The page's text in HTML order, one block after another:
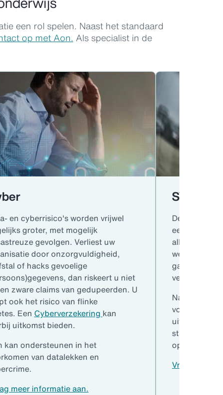
een rol spelen. Naast het standaard
op met Aon. Als specialist in de
en cyberrisico's worden vrijwel
groter, met mogelijk
gevolgen. Verliest uw
door onzorgvuldigheid,
of hacks gevoelige
dan riskeert u niet
zware claims van gedupeerden. U
ook het risico van flinke
Een Cyberverzekering kan
uitkomst bieden.
kan ondersteunen in het
van datalekken en
meer informatie aan.
SVV
De
een ongeval
alle
weg op
gaten in de
Naast eigen
voor
stagiair(e)s
Vraag meer